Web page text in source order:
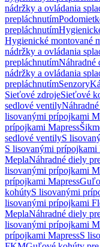
nádržky a ovládania
prepláchnutím
prepláchnutím
Hygienické montované
nádržky a ovládania
prepláchnutímNáhradné
nádržky a ovládania
prepláchnutímSenzory
Sieťové zdrojeSieťové
sedlové ventily
lisovanými prípojkami
prípojkami Mapress
sedlové ventilyS
S lisovanými
MeplaNáhradné diely
lisovanými prípojkami
prípojkami Mapress
kohútyS lisovanými
lisovanými prípojkami
MeplaNáhradné diely
lisovanými prípojkami
prípojkami MapressS